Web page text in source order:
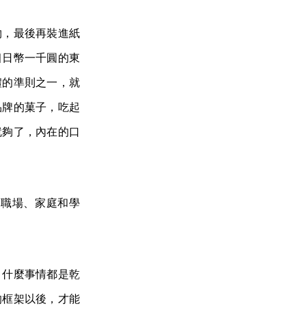
最後再裝進紙
幣一千圓的東
準則之一，就
的菓子，吃起
了，內在的口
場、家庭和學
麼事情都是乾
架以後，才能